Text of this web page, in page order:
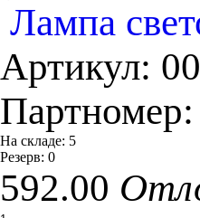
Лампа
Артикул:
Партномер:
На складе: 5
Резерв: 0
592.00